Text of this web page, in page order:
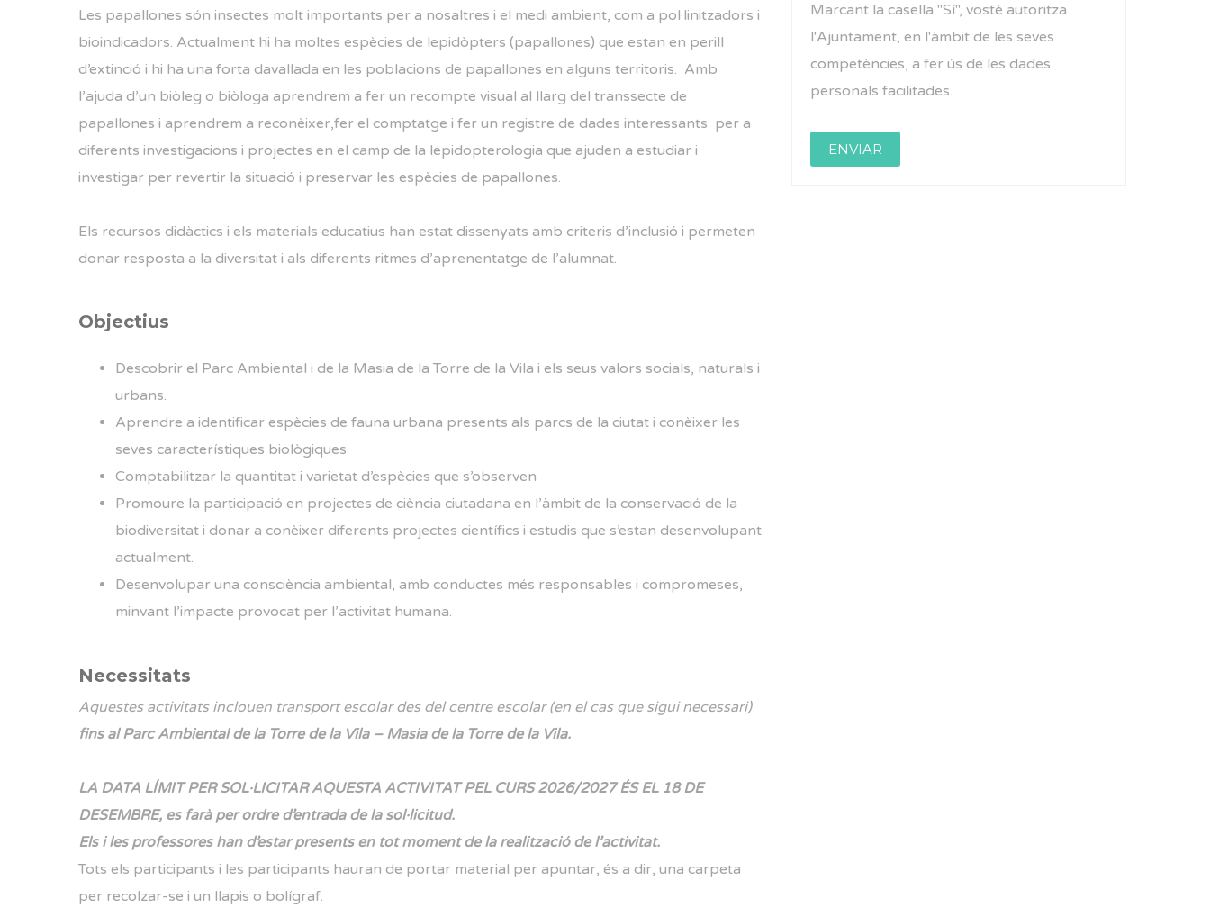
Les papallones són insectes molt importants per a nosaltres i el medi ambient, com a pol·linitzadors i
bioindicadors. Actualment hi ha moltes espècies de lepidòpters (papallones) que estan en perill
d’extinció i hi ha una forta davallada en les poblacions de papallones en alguns territoris. Amb
l’ajuda d’un biòleg o biòloga aprendrem a fer un recompte visual al llarg del transsecte de
papallones i aprendrem a reconèixer,fer el comptatge i fer un registre de dades interessants per a
diferents investigacions i projectes en el camp de la lepidopterologia que ajuden a estudiar i
investigar per revertir la situació i preservar les espècies de papallones.
Els recursos didàctics i els materials educatius han estat dissenyats amb criteris d’inclusió i permeten
donar resposta a la diversitat i als diferents ritmes d’aprenentatge de l’alumnat.
Objectius
Descobrir el Parc Ambiental i de la Masia de la Torre de la Vila i els seus valors socials, naturals i
urbans.
Aprendre a identificar espècies de fauna urbana presents als parcs de la ciutat i conèixer les
seves característiques biològiques
Comptabilitzar la quantitat i varietat d’espècies que s’observen
Promoure la participació en projectes de ciència ciutadana en l’àmbit de la conservació de la
biodiversitat i donar a conèixer diferents projectes científics i estudis que s’estan desenvolupant
actualment.
Desenvolupar una consciència ambiental, amb conductes més responsables i compromeses,
minvant l’impacte provocat per l’activitat humana.
Necessitats
Aquestes activitats inclouen transport escolar des del centre escolar (en el cas que sigui necessari)
fins al Parc Ambiental de la Torre de la Vila – Masia de la Torre de la Vila.
LA DATA LÍMIT PER SOL·LICITAR AQUESTA ACTIVITAT PEL CURS 2026/2027 ÉS EL 18 DE
DESEMBRE, es farà per ordre d’entrada de la sol·licitud.
Els i les professores han d’estar presents en tot moment de la realització de l’activitat.
Tots els participants i les participants hauran de portar material per apuntar, és a dir, una carpeta
per recolzar-se i un llapis o bolígraf.
Marcant la casella "Sí", vostè autoritza
l'Ajuntament, en l'àmbit de les seves
competències, a fer ús de les dades
personals facilitades.